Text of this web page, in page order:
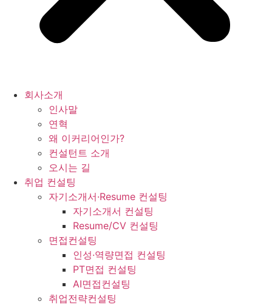
회사소개
인사말
연혁
왜 이커리어인가?
컨설턴트 소개
오시는 길
취업 컨설팅
자기소개서·Resume 컨설팅
자기소개서 컨설팅
Resume/CV 컨설팅
면접컨설팅
인성·역량면접 컨설팅
PT면접 컨설팅
AI면접컨설팅
취업전략컨설팅